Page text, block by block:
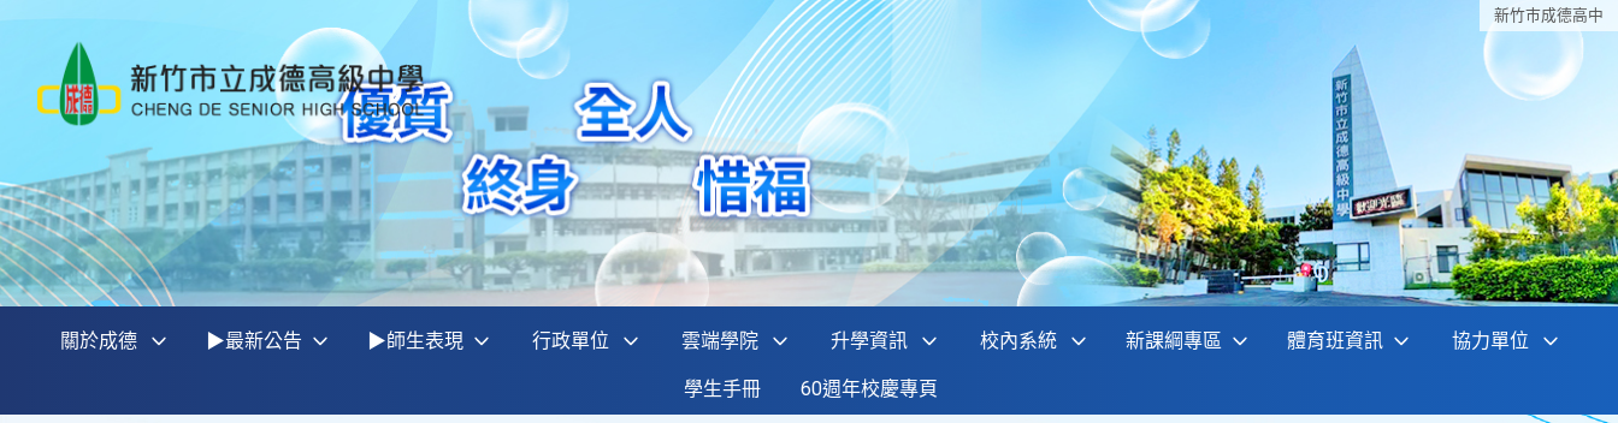
新竹巿成德高中
關於成德 ▶最新公告 ▶師生表現 行政單位 雲端學院 升學資訊 校內系統 新課綱專區 體育班資訊 協力單位
學生手冊 60週年校慶專頁